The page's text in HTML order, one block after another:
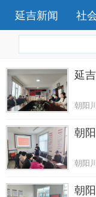
延吉新闻 社
延
朝阳
朝
朝阳
朝